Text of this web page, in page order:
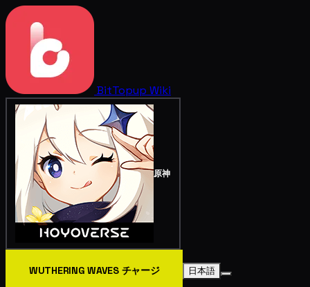
BitTopup Wiki
原神
WUTHERING WAVES チャージ 日本語